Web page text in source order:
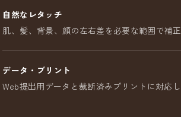
自然なレタッチ
肌、髪、背景、顔の左右差を必要な範囲で補正
データ・プリント
Web提出用データと裁断済みプリントに対応し